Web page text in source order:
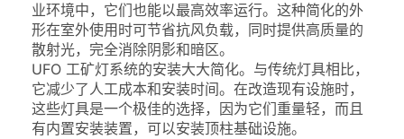
业环境中，它们也能以最高效率运行。这种简化的外
形在室外使用时可节省抗风负载，同时提供高质量的
散射光，完全消除阴影和暗区。
UFO 工矿灯系统的安装大大简化。与传统灯具相比，
它减少了人工成本和安装时间。在改造现有设施时，
这些灯具是一个极佳的选择，因为它们重量轻，而且
有内置安装装置，可以安装顶柱基础设施。